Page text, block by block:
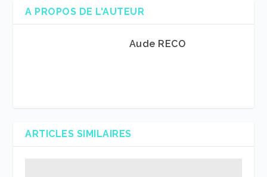
A PROPOS DE L'AUTEUR
Aude RECO
ARTICLES SIMILAIRES